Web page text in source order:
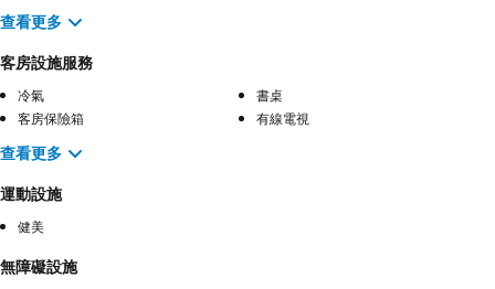
查看更多
客房設施服務
冷氣
書桌
客房保險箱
有線電視
查看更多
運動設施
健美
無障礙設施